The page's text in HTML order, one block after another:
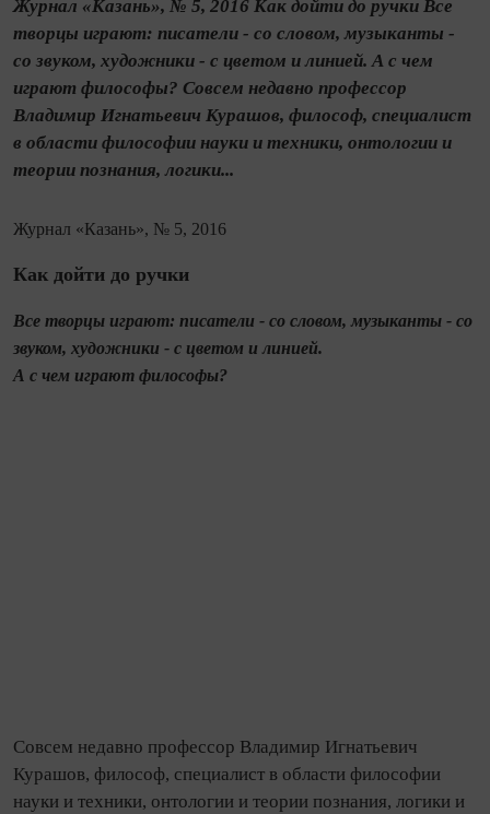
Журнал «Казань», № 5, 2016 Как дойти до ручки Все
творцы играют: писатели - со словом, музыканты -
со звуком, художники - с цветом и линией. А с чем
играют философы? Совсем недавно профессор
Владимир Игнатьевич Курашов, философ, спе­циа­лист
в области философии науки и техники, онтологии и
теории познания, логики...
Журнал «Казань», № 5, 2016
Как дойти до ручки
Все творцы играют: писатели - со словом, музыканты - со
звуком, художники - с цветом и линией.
А с чем играют философы?
Совсем недавно профессор Владимир Игнатьевич
Курашов, философ, спе­циа­лист в области философии
науки и техники, онтологии и теории познания, логики и